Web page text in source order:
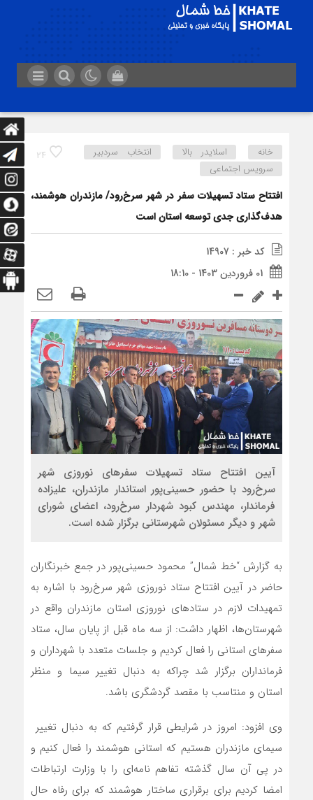
24 خانه اسلایدر بالا
انتخاب سردبیر
سرویس اجتماعی
افتتاح ستاد تسهیلات سفر در شهر سرخ‌رود/ مازندران هوشمند،
هدف‌گذاری جدی توسعه استان است
کد خبر : 14907
01 فروردین 1403 - 18:10
آیین افتتاح ستاد تسهیلات سفرهای نوروزی شهر
سرخ‌رود با حضور حسینی‌پور استاندار مازندران، علیزاده
فرماندار، مهندس کبود شهردار سرخ‌رود، اعضای شورای
شهر و دیگر مسئولان شهرستانی برگزار شده است.
به گزارش “خط شمال” محمود حسینی‌پور در جمع خبرنگاران
حاضر در آیین افتتاح ستاد نوروزی شهر سرخ‌رود با اشاره به
تمهیدات لازم در ستادهای نوروزی استان مازندران واقع در
شهرستان‌ها، اظهار داشت: از سه ماه قبل از پایان سال، ستاد
سفرهای استانی را فعال کردیم و جلسات متعدد با شهرداران و
فرمانداران برگزار شد چراکه به دنبال تغییر سیما و منظر
استان و منتاسب با مقصد گردشگری باشد.
وی افزود: امروز در شرایطی قرار گرفتیم که به دنبال تغییر
سیمای مازندران هستیم که استانی هوشمند را فعال کنیم و
در پی آن سال گذشته تفاهم نامه‌ای را با وزارت ارتباطات
امضا کردیم برای برقراری ساختار هوشمند که برای رفاه حال